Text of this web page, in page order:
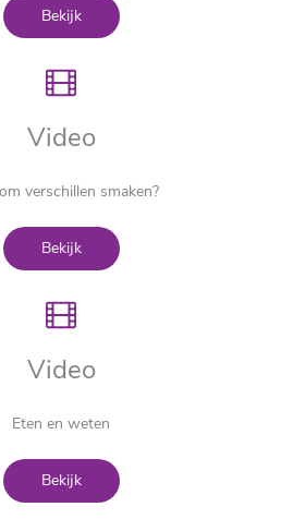
Bekijk
Video
verschillen smaken?
Bekijk
Video
Eten en weten
Bekijk